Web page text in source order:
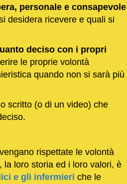
personale e consapevole
desidera ricevere e quali si
deciso con i propri
le proprie volontà
quando non si sarà più
scritto (o di un video) che
rispettate le volontà
la loro storia ed i loro valori, è
e gli infermieri che le